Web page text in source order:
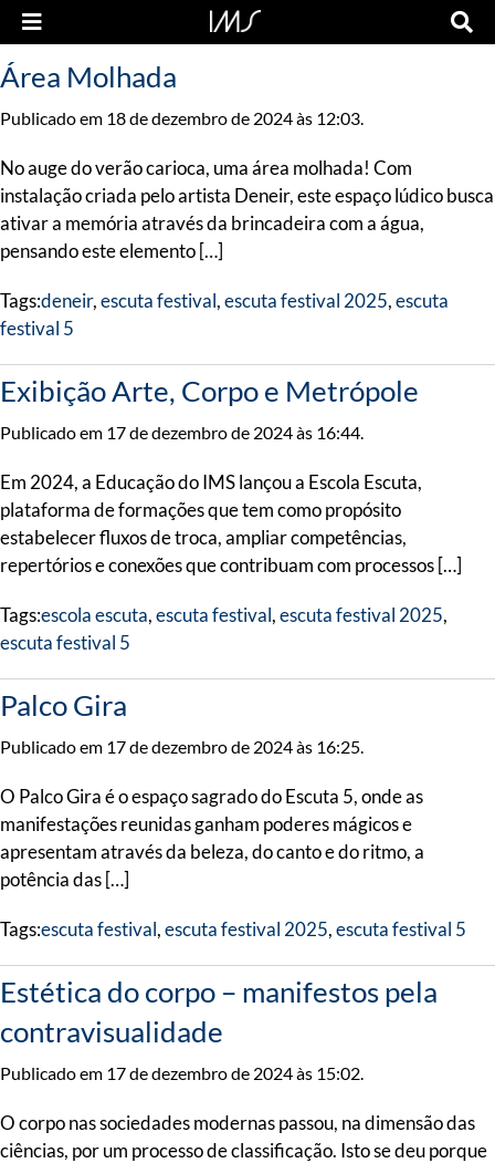
Área Molhada
Publicado em 18 de dezembro de 2024 às 12:03.
No auge do verão carioca, uma área molhada! Com
instalação criada pelo artista Deneir, este espaço lúdico busca
ativar a memória através da brincadeira com a água,
pensando este elemento […]
Tags:deneir,escuta festival,escuta festival 2025,escuta
festival 5
Exibição Arte, Corpo e Metrópole
Publicado em 17 de dezembro de 2024 às 16:44.
Em 2024, a Educação do IMS lançou a Escola Escuta,
plataforma de formações que tem como propósito
estabelecer fluxos de troca, ampliar competências,
repertórios e conexões que contribuam com processos […]
Tags:escola escuta,escuta festival,escuta festival 2025,
escuta festival 5
Palco Gira
Publicado em 17 de dezembro de 2024 às 16:25.
O Palco Gira é o espaço sagrado do Escuta 5, onde as
manifestações reunidas ganham poderes mágicos e
apresentam através da beleza, do canto e do ritmo, a
potência das […]
Tags:escuta festival,escuta festival 2025,escuta festival 5
Estética do corpo – manifestos pela
contravisualidade
Publicado em 17 de dezembro de 2024 às 15:02.
O corpo nas sociedades modernas passou, na dimensão das
ciências, por um processo de classificação. Isto se deu porque